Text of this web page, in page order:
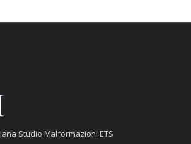
Studio Malformazioni ETS